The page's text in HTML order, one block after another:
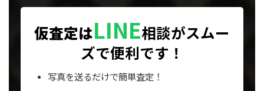
仮査定はLINE相談がスムー
ズで便利です！
写真を送るだけで簡単査定！